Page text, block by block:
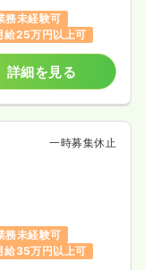
務未経験可
給25万円以上可
詳細を見る
一時募集休止
務未経験可
給35万円以上可